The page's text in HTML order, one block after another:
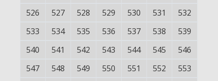
526
527 528 529 530 531
532
533
534 535 536 537 538
539
540
541 542 543 544 545
546
547
548 549 550 551 552
553